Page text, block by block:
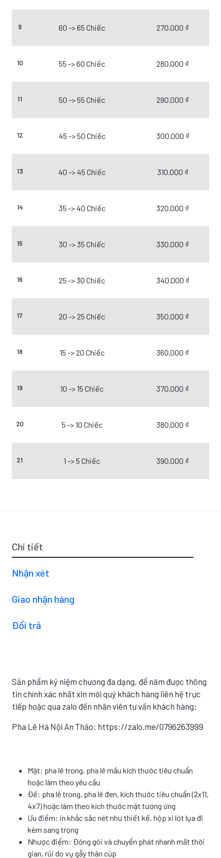
9 60 -> 65 Chiếc 270.000 ₫
10 55 -> 60 Chiếc 280.000 ₫
11 50 -> 55 Chiếc 290.000 ₫
12 45 -> 50 Chiếc 300.000 ₫
13 40 -> 45 Chiếc 310.000 ₫
14 35 -> 40 Chiếc 320.000 ₫
15 30 -> 35 Chiếc 330.000 ₫
16 25 -> 30 Chiếc 340.000 ₫
17 20 -> 25 Chiếc 350.000 ₫
18 15 -> 20 Chiếc 360.000 ₫
19 10 -> 15 Chiếc 370.000 ₫
20 5 -> 10 Chiếc 380.000 ₫
21 1 -> 5 Chiếc 390.000 ₫
Chi tiết
Nhận xét
Giao nhận hàng
Đổi trả
Sản phẩm kỷ niệm chương đa dạng, để năm được thông
tin chính xác nhất xin mời quý khách hàng liên hệ trực
tiếp hoặc qua zalo đến nhân viên tư vấn khách hàng:
Pha Lê Hà Nội An Thảo: https://zalo.me/0796263999
Mặt: pha lê trong, pha lê mầu kích thước tiêu chuẩn
hoặc làm theo yêu cầu
Đế: pha lê trong, pha lê đen, kích thước tiêu chuẩn (2x11,
4x7) hoặc làm theo kích thước mặt tương ứng
Ưu điểm: in khắc sắc nét như thiết kế, hộp xi lót lụa đi
kèm sang trọng
Nhược điểm: Đóng gói và chuyển phát nhanh mất thời
gian, rủi do vụ gẫy thân cúp